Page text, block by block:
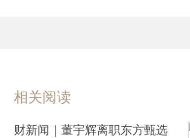
相关阅读
财新闻｜董宇辉离职东方甄选